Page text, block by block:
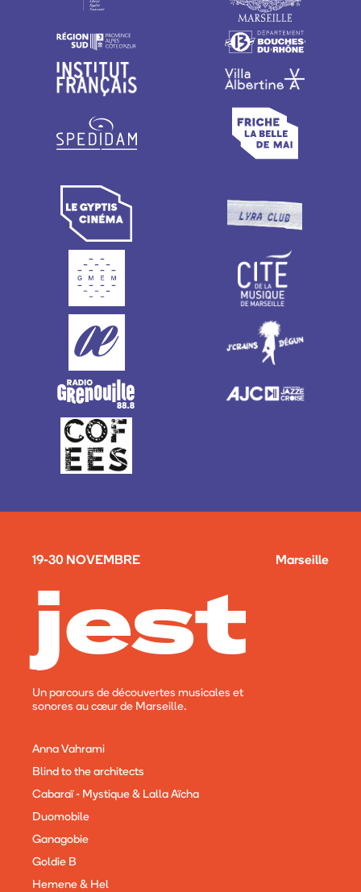
19-30 NOVEMBRE Marseille
jest
Un parcours de découvertes musicales et
sonores au cœur de Marseille.
Anna Vahrami
Blind to the architects
Cabaraï - Mystique & Lalla Aïcha
Duomobile
Ganagobie
Goldie B
Hemene & Hel